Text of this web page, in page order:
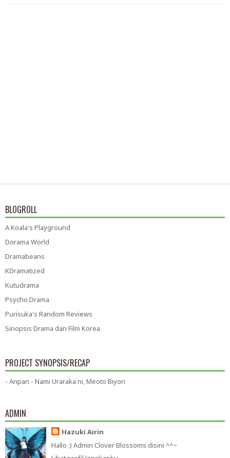
BLOGROLL
A Koala's Playground
Dorama World
Dramabeans
KDramatized
Kutudrama
Psycho Drama
Purisuka's Random Reviews
Sinopsis Drama dan Film Korea
PROJECT SYNOPSIS/RECAP
- Anpan - Nami Uraraka ni, Meoto Biyori
ADMIN
Hazuki Airin
Hallo :) Admin Clover Blossoms disini ^^~